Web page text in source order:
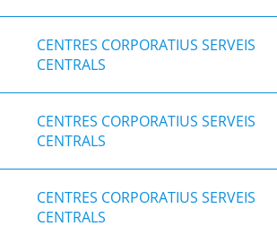
CENTRES CORPORATIUS SERVEIS
CENTRALS
CENTRES CORPORATIUS SERVEIS
CENTRALS
CENTRES CORPORATIUS SERVEIS
CENTRALS